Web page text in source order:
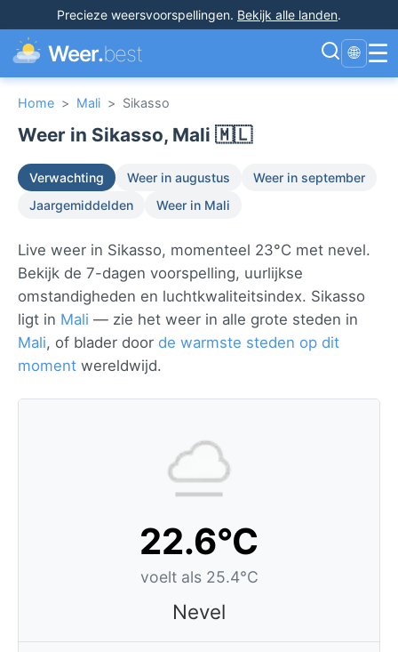
Precieze weersvoorspellingen. Bekijk alle landen.
Weer.best 🌐 ☰
Home > Mali > Sikasso
Weer in Sikasso, Mali 🇲🇱
Verwachting Weer in augustus
Weer in september
Jaargemiddelden
Weer in Mali
Live weer in Sikasso, momenteel 23°C met nevel.
Bekijk de 7-dagen voorspelling, uurlijkse
omstandigheden en luchtkwaliteitsindex. Sikasso
ligt in Mali — zie het weer in alle grote steden in
Mali, of blader door de warmste steden op dit
moment wereldwijd.
22.6°C
voelt als 25.4°C
Nevel